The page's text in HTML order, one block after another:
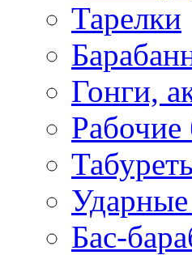
Тарелки
Гонги,
Рабочие
Ударные
Бас-